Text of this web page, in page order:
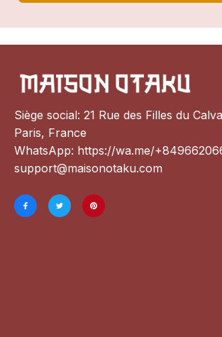
Siège social: 21 Rue des Filles du
Paris, France
WhatsApp: https://wa.me/
support@maisonotaku.com